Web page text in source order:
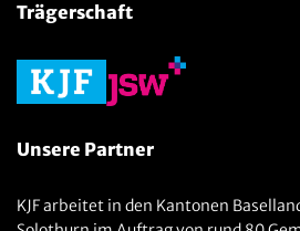
Trägerschaft
Unsere Partner
KJF arbeitet in den Kantonen